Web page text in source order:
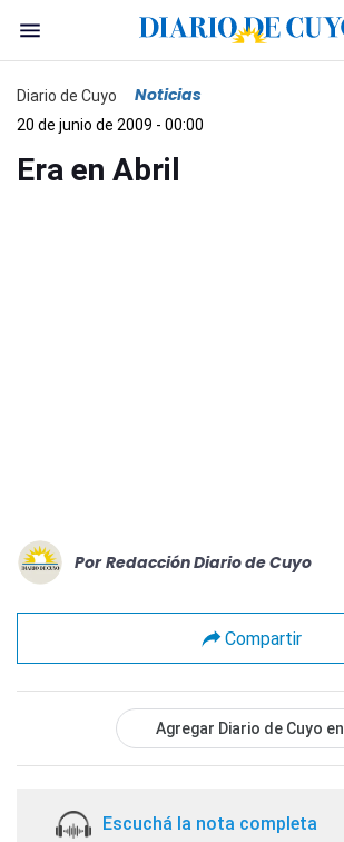
Diario de Cuyo Noticias
20 de junio de 2009 - 00:00
Era en Abril
Por Redacción Diario de Cuyo
Compartir
Agregar Diario de Cuyo en
Escuchá la nota completa